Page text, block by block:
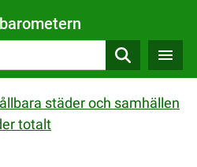
Sök
städer och samhällen
totalt